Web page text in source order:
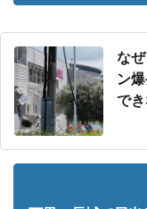
な
ン
で